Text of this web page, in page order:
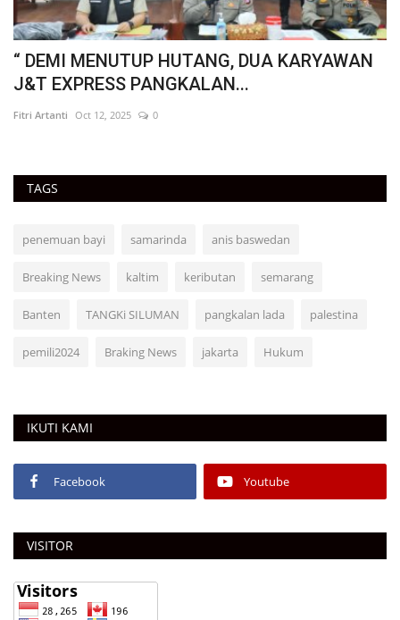
“ DEMI MENUTUP HUTANG, DUA KARYAWAN
J&T EXPRESS PANGKALAN...
Fitri Artanti Oct 12, 2025 0
TAGS
penemuan bayi samarinda anis baswedan
Breaking News kaltim keributan semarang
Banten TANGKi SILUMAN pangkalan lada palestina
pemili2024 Braking News jakarta Hukum
IKUTI KAMI
Facebook Youtube
VISITOR